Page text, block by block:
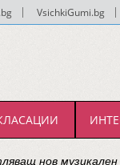
VsichkiGumi.bg
нов